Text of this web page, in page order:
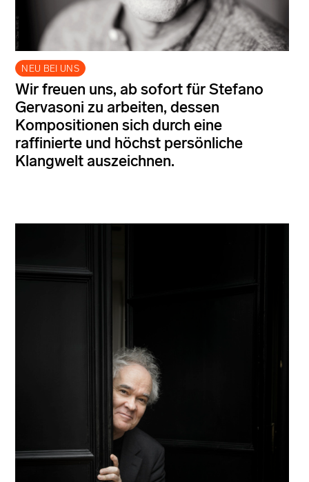
NEU BEI UNS
Wir freuen uns, ab sofort für Stefano
Gervasoni zu arbeiten, dessen
Kompositionen sich durch eine
raffinierte und höchst persönliche
Klangwelt auszeichnen.